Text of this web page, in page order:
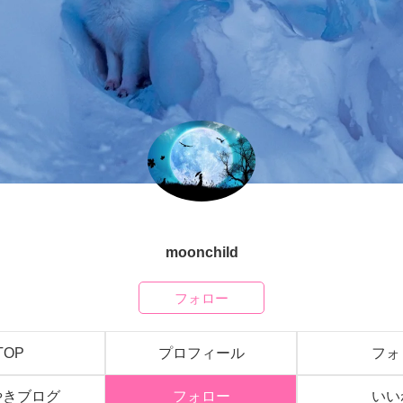
moonchild
フォロー
プロフィール フォ
ブログ フォロー いい